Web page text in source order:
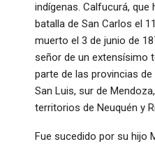
indígenas. Calfucurá,
batalla de San Carlos el
muerto el 3 de junio de
señor de un extensísimo
parte de las provincias
San Luis, sur de
territorios de Neuquén y
Fue sucedido por su hijo